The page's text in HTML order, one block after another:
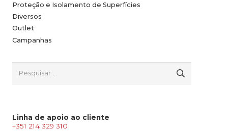
Proteção e Isolamento de Superfícies
Diversos
Outlet
Campanhas
Linha de apoio ao cliente
+351 214 329 310